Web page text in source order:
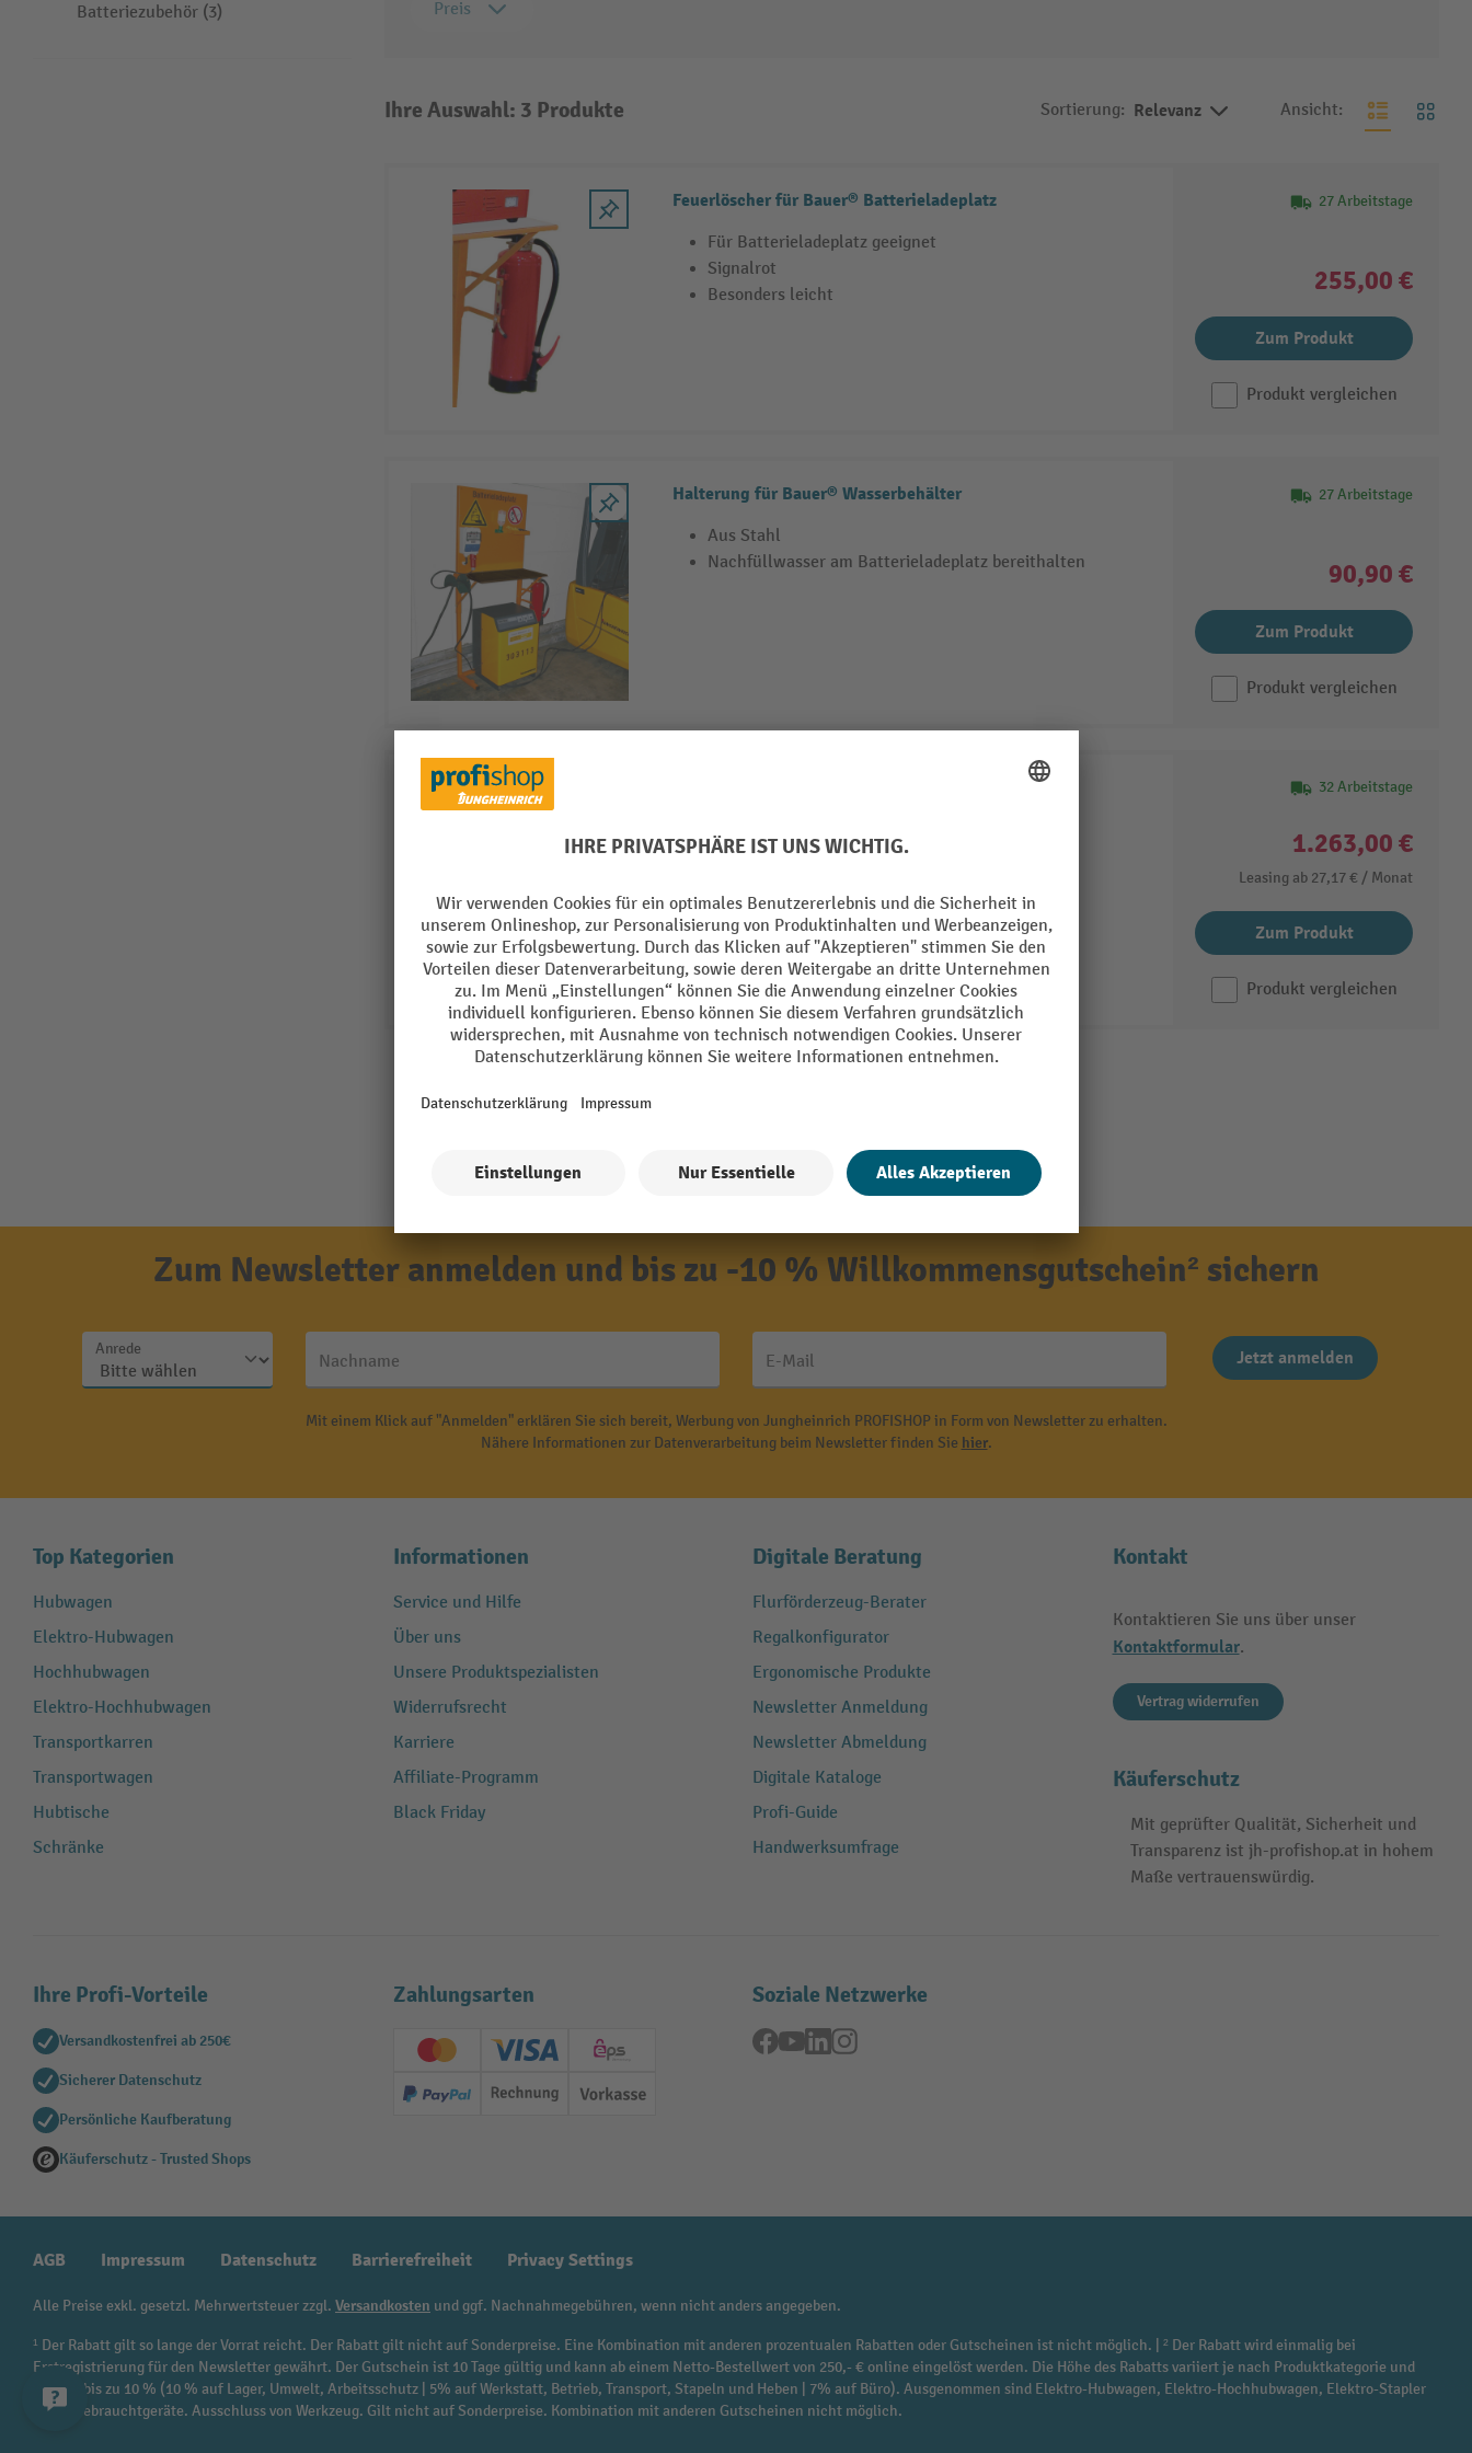
Batteriezubehör (3)
Preis
Ihre Auswahl: 3 Produkte Sortierung: Relevanz Ansicht:
Feuerlöscher für Bauer® Batterieladeplatz
Für Batterieladeplatz geeignet
Signalrot
Besonders leicht
27 Arbeitstage
255,00 €
Zum Produkt
Produkt vergleichen
Halterung für Bauer® Wasserbehälter
Aus Stahl
Nachfüllwasser am Batterieladeplatz bereithalten
27 Arbeitstage
90,90 €
Zum Produkt
Produkt vergleichen
klappbarem Tisch
Höhenverstellbare Rahmenkonstruktion
32 Arbeitstage
1.263,00 €
Leasing ab 27,17 € / Monat
Zum Produkt
Produkt vergleichen
Zum Newsletter anmelden und bis zu -10 % Willkommensgutschein² sichern
Anrede
Nachname E-Mail Jetzt anmelden
Mit einem Klick auf "Anmelden" erklären Sie sich bereit, Werbung von Jungheinrich PROFISHOP in Form von Newsletter zu erhalten.
Nähere Informationen zur Datenverarbeitung beim Newsletter finden Sie hier.
Top Kategorien
Hubwagen
Elektro-Hubwagen
Hochhubwagen
Elektro-Hochhubwagen
Transportkarren
Transportwagen
Hubtische
Schränke
Informationen
Service und Hilfe
Über uns
Unsere Produktspezialisten
Widerrufsrecht
Karriere
Affiliate-Programm
Black Friday
Digitale Beratung
Flurförderzeug-Berater
Regalkonfigurator
Ergonomische Produkte
Newsletter Anmeldung
Newsletter Abmeldung
Digitale Kataloge
Profi-Guide
Handwerksumfrage
Kontakt
Kontaktieren Sie uns über unser
Kontaktformular.
Vertrag widerrufen
Käuferschutz
Mit geprüfter Qualität, Sicherheit und
Transparenz ist jh-profishop.at in hohem
Maße vertrauenswürdig.
Ihre Profi-Vorteile
Versandkostenfrei ab 250€
Sicherer Datenschutz
Persönliche Kaufberatung
Käuferschutz - Trusted Shops
Zahlungsarten
Creditcard (Master)Creditcard (Visa)
EPS
PayPal Rechnung Vorkasse
Soziale Netzwerke
Facebook
YouTubeLinkedIn
AGB Impressum Datenschutz Barrierefreiheit Privacy Settings
Alle Preise exkl. gesetzl. Mehrwertsteuer zzgl. Versandkosten und ggf. Nachnahmegebühren, wenn nicht anders angegeben.
¹ Der Rabatt gilt so lange der Vorrat reicht. Der Rabatt gilt nicht auf Sonderpreise. Eine Kombination mit anderen prozentualen Rabatten oder Gutscheinen ist nicht möglich. | ² Der Rabatt wird einmalig bei
Erstregistrierung für den Newsletter gewährt. Der Gutschein ist 10 Tage gültig und kann ab einem Netto-Bestellwert von 250,- € online eingelöst werden. Die Höhe des Rabatts variiert je nach Produktkategorie und
beträgt bis zu 10 % (10 % auf Lager, Umwelt, Arbeitsschutz | 5% auf Werkstatt, Betrieb, Transport, Stapeln und Heben | 7% auf Büro). Ausgenommen sind Elektro-Hubwagen, Elektro-Hochhubwagen, Elektro-Stapler
sowie Gebrauchtgeräte. Ausschluss von Werkzeug. Gilt nicht auf Sonderpreise. Kombination mit anderen Gutscheinen nicht möglich.